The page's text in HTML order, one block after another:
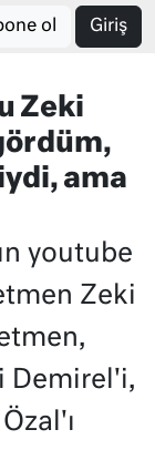
ol Giriş
Zeki
ama
youtube
Zeki
Demirel'i,